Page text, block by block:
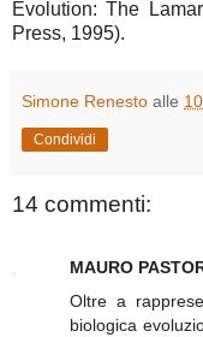
Evolution: The
Press, 1995).
Simone Renesto alle
Condividi
14 commenti:
MAURO
Oltre a
biologica